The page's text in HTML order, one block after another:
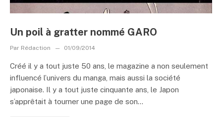
Un poil à gratter nommé GARO
Par Rédaction 01/09/2014
Créé il y a tout juste 50 ans, le magazine a non seulement
influencé l’univers du manga, mais aussi la société
japonaise. Il y a tout juste cinquante ans, le Japon
s’apprêtait à tourner une page de son...